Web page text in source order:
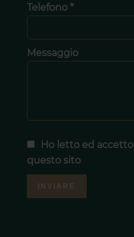
Telefono *
Messaggio
Ho letto ed accetto
questo sito
INVIARE